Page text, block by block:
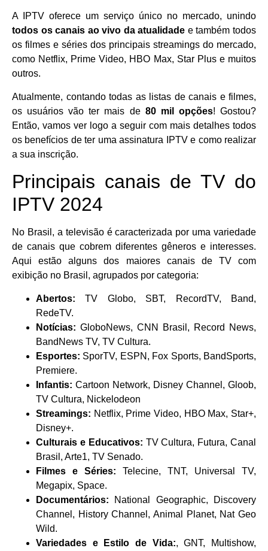
A IPTV oferece um serviço único no mercado, unindo
todos os canais ao vivo da atualidade e também todos
os filmes e séries dos principais streamings do mercado,
como Netflix, Prime Video, HBO Max, Star Plus e muitos
outros.
Atualmente, contando todas as listas de canais e filmes,
os usuários vão ter mais de 80 mil opções! Gostou?
Então, vamos ver logo a seguir com mais detalhes todos
os benefícios de ter uma assinatura IPTV e como realizar
a sua inscrição.
Principais canais de TV do
IPTV 2024
No Brasil, a televisão é caracterizada por uma variedade
de canais que cobrem diferentes gêneros e interesses.
Aqui estão alguns dos maiores canais de TV com
exibição no Brasil, agrupados por categoria:
Abertos: TV Globo, SBT, RecordTV, Band,
RedeTV.
Notícias: GloboNews, CNN Brasil, Record News,
BandNews TV, TV Cultura.
Esportes: SporTV, ESPN, Fox Sports, BandSports,
Premiere.
Infantis: Cartoon Network, Disney Channel, Gloob,
TV Cultura, Nickelodeon
Streamings: Netflix, Prime Video, HBO Max, Star+,
Disney+.
Culturais e Educativos: TV Cultura, Futura, Canal
Brasil, Arte1, TV Senado.
Filmes e Séries: Telecine, TNT, Universal TV,
Megapix, Space.
Documentários: National Geographic, Discovery
Channel, History Channel, Animal Planet, Nat Geo
Wild.
Variedades e Estilo de Vida:, GNT, Multishow,